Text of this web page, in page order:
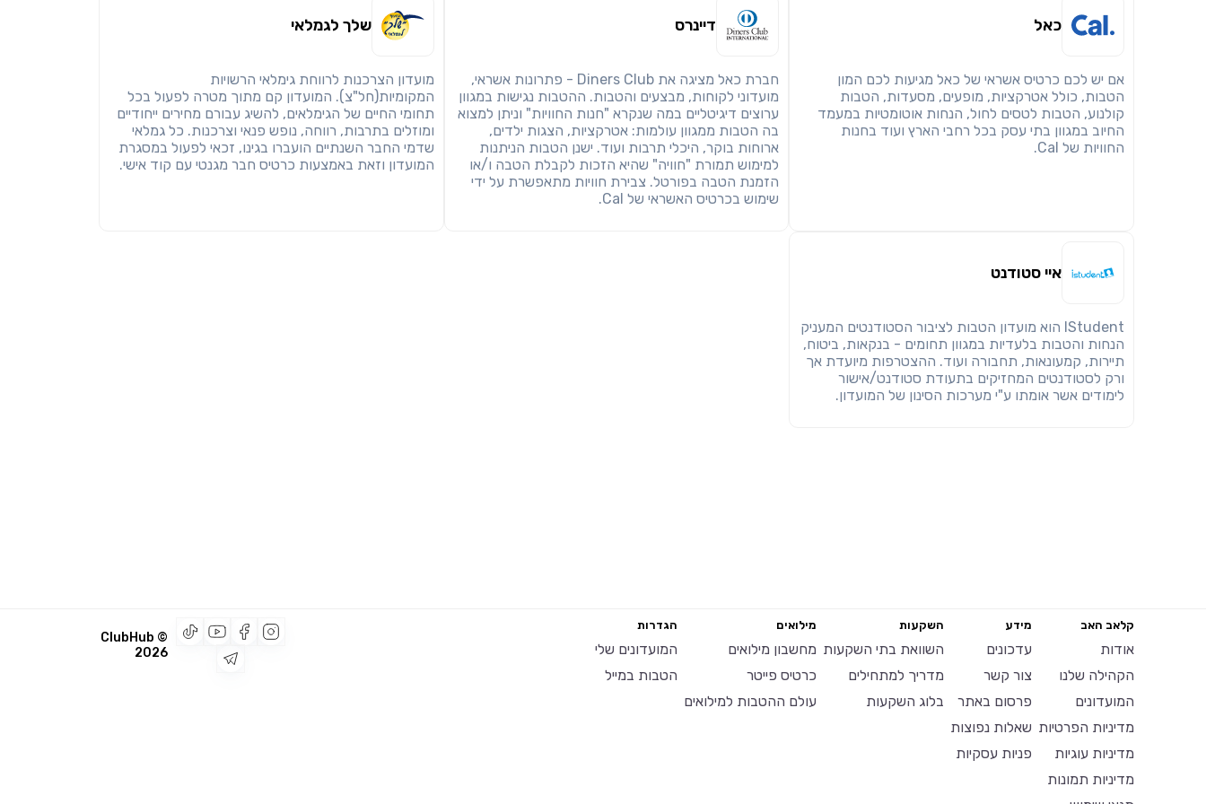
כאל
אם יש לכם כרטיס אשראי של כאל מגיעות לכם המון
הטבות, כולל אטרקציות, מופעים, מסעדות, הטבות
קולנוע, הטבות לטסים לחול, הנחות אוטומטיות במעמד
החיוב במגוון בתי עסק בכל רחבי הארץ ועוד בחנות
החוויות של Cal.
דיינרס
חברת כאל מציגה את Diners Club - פתרונות אשראי,
מועדוני לקוחות, מבצעים והטבות. ההטבות נגישות במגוון
ערוצים דיגיטליים במה שנקרא "חנות החוויות" וניתן למצוא
בה הטבות ממגוון עולמות: אטרקציות, הצגות ילדים,
ארוחות בוקר, היכלי תרבות ועוד. ישנן הטבות הניתנות
למימוש תמורת "חוויה" שהיא הזכות לקבלת הטבה ו/או
הזמנת הטבה בפורטל. צבירת חוויות מתאפשרת על ידי
שימוש בכרטיס האשראי של Cal.
שלך לגמלאי
מועדון הצרכנות לרווחת גימלאי הרשויות
המקומיות(חל"צ). המועדון קם מתוך מטרה לפעול בכל
תחומי החיים של הגימלאים, להשיג עבורם מחירים ייחודיים
ומוזלים בתרבות, רווחה, נופש פנאי וצרכנות. כל גמלאי
שדמי החבר השנתיים הועברו בגינו, זכאי לפעול במסגרת
המועדון וזאת באמצעות כרטיס חבר מגנטי עם קוד אישי.
איי סטודנט
IStudent הוא מועדון הטבות לציבור הסטודנטים המעניק
הנחות והטבות בלעדיות במגוון תחומים - בנקאות, ביטוח,
תיירות, קמעונאות, תחבורה ועוד. ההצטרפות מיועדת אך
ורק לסטודנטים המחזיקים בתעודת סטודנט/אישור
לימודים אשר אומתו ע"י מערכות הסינון של המועדון.
© ClubHub
2026
קלאב האב
אודות
הקהילה שלנו
המועדונים
מדיניות הפרטיות
מדיניות עוגיות
מדיניות תמונות
מידע
עדכונים
צור קשר
פרסום באתר
שאלות נפוצות
פניות עסקיות
השקעות
השוואת בתי השקעות
מדריך למתחילים
בלוג השקעות
מילואים
מחשבון מילואים
כרטיס פייטר
עולם ההטבות למילואים
הגדרות
המועדונים שלי
הטבות במייל